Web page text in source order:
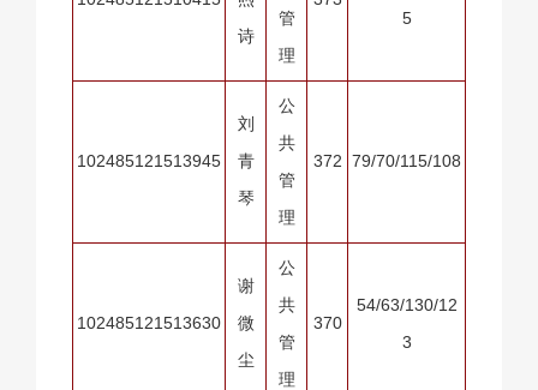
诗
管
理
5
102485121513945
刘
青
琴
公
共
管
理
372 79/70/115/108
102485121513630
谢
微
尘
公
共
管
理
370
54/63/130/12
3